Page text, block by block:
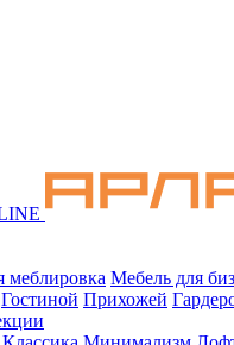
меблировка Мебель для
Гостиной Прихожей